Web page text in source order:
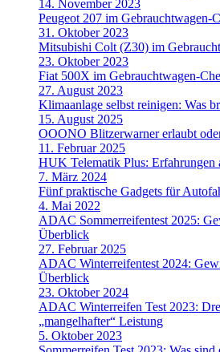
14. November 2023
Peugeot 207 im Gebrauchtwagen-
31. Oktober 2023
Mitsubishi Colt (Z30) im
23. Oktober 2023
Fiat 500X im Gebrauchtwagen-
27. August 2023
Klimaanlage selbst reinigen: Was
15. August 2025
OOONO Blitzerwarner erlaubt
11. Februar 2025
HUK Telematik Plus: Erfahrungen
7. März 2024
Fünf praktische Gadgets für
4. Mai 2022
ADAC Sommerreifentest 2025:
Überblick
27. Februar 2025
ADAC Winterreifentest 2024:
Überblick
23. Oktober 2024
ADAC Winterreifen Test 2023:
„mangelhafter“ Leistung
5. Oktober 2023